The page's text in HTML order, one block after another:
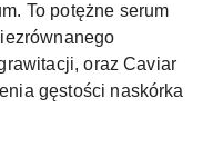
To potężne serum
oraz Caviar
gęstości naskórka